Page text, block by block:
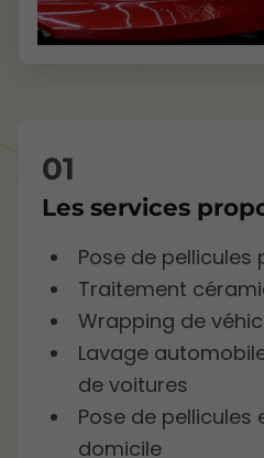
Les services
Pose de
Traitement
Wrapping de
Lavage
de voitures
Pose de pellicules
domicile